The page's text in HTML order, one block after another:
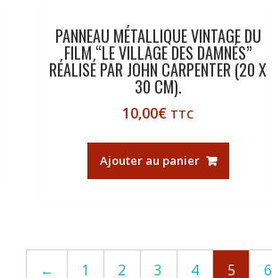
PANNEAU MÉTALLIQUE VINTAGE DU
FILM “LE VILLAGE DES DAMNÉS”
RÉALISÉ PAR JOHN CARPENTER (20 X
30 CM).
10,00€ TTC
Ajouter au panier
← 1 2 3 4 5 6